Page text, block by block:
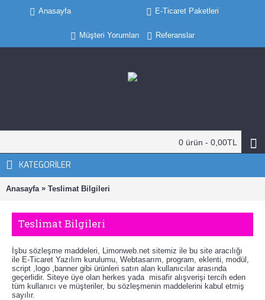
Anasayfa E-Ticaret Paketleri
Müşteri Yorumları Referanslar
0 ürün - 0,00TL
KATEGORILER
Anasayfa » Teslimat Bilgileri
Teslimat Bilgileri
İşbu sözleşme maddeleri, Limonweb.net sitemiz ile bu site aracılığı
ile E-Ticaret Yazılım kurulumu, Webtasarım, program, eklenti, modül,
script ,logo ,banner gibi ürünleri satın alan kullanıcılar arasında
geçerlidir. Siteye üye olan herkes yada misafir alışverişi tercih eden
tüm kullanıcı ve müşteriler, bu sözleşmenin maddelerini kabul etmiş
sayılır.